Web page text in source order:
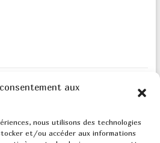
aux
nous utilisons des technologies
et/ou accéder aux informations